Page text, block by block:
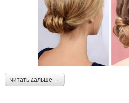
читать дальше →